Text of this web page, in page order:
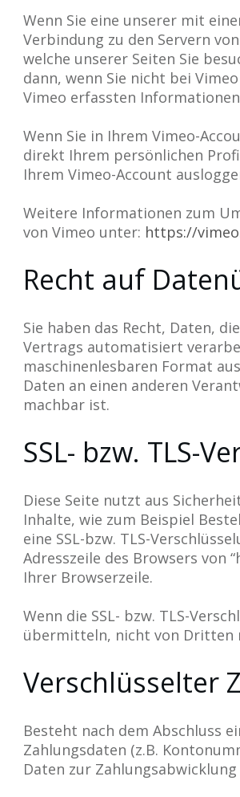
Wenn Sie eine unserer mit
Verbindung zu den Servern
welche unserer Seiten Sie
dann, wenn Sie nicht bei
Vimeo erfassten
Wenn Sie in Ihrem Vimeo-
direkt Ihrem persönlichen
Ihrem Vimeo-Account
Weitere Informationen zum
von Vimeo unter: https://
Recht auf
Sie haben das Recht, Daten,
Vertrags automatisiert
maschinenlesbaren Format
Daten an einen anderen
machbar ist.
SSL- bzw. TLS-
Diese Seite nutzt aus
Inhalte, wie zum Beispiel
eine SSL-bzw. TLS-
Adresszeile des Browsers von
Ihrer Browserzeile.
Wenn die SSL- bzw. TLS-
übermitteln, nicht von Dritten
Verschlüsselter
Besteht nach dem Abschluss
Zahlungsdaten (z.B.
Daten zur